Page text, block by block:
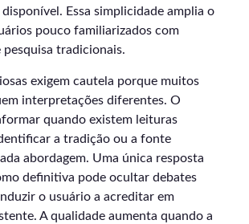
Essa simplicidade amplia o
pouco familiarizados com
tradicionais.
exigem cautela porque muitos
interpretações diferentes. O
quando existem leituras
a tradição ou a fonte
abordagem. Uma única resposta
definitiva pode ocultar debates
o usuário a acreditar em
A qualidade aumenta quando a